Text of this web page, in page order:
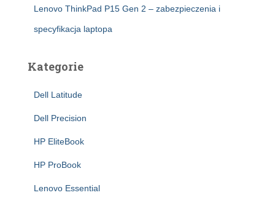
Lenovo ThinkPad P15 Gen 2 – zabezpieczenia i
specyfikacja laptopa
Kategorie
Dell Latitude
Dell Precision
HP EliteBook
HP ProBook
Lenovo Essential